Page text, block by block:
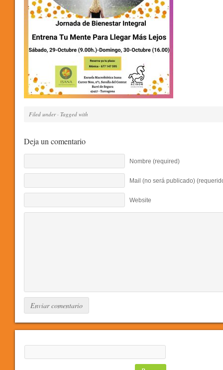
Filed under · Tagged with
Deja un comentario
Nombre (required)
Mail (no será publicado)
Website